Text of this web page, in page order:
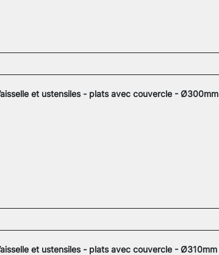
et ustensiles - plats avec couvercle - Ø300mm
et ustensiles - plats avec couvercle - Ø310mm